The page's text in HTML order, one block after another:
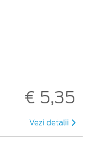
€ 5,35
Vezi detalii